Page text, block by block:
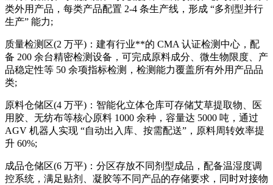
类外用产品，每类产品配置 2-4 条生产线，形成 “多剂型并行
生产” 能力;
质量检测区(2 万平)：建有行业**的 CMA 认证检测中心，配
备 200 余台精密检测设备，可完成原料成分、微生物限度、产
品稳定性等 50 余项指标检测，检测能力覆盖所有外用产品品
类;
原料仓储区(4 万平)：智能化立体仓库可存储艾草提取物、医
用胶、无纺布等核心原料 1000 余种，容量达 5000 吨，通过
AGV 机器人实现 “自动出入库、按需配送”，原料周转效率提
升 60%;
成品仓储区(6 万平)：分区存放不同剂型成品，配备温湿度调
控系统，满足贴剂、凝胶等不同产品的存储要求，同时对接物